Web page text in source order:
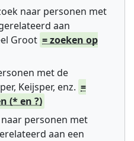
naar personen met
aan
Groot = zoeken op
met de
Keijsper, enz. =
(* en ?)
personen met
aan een